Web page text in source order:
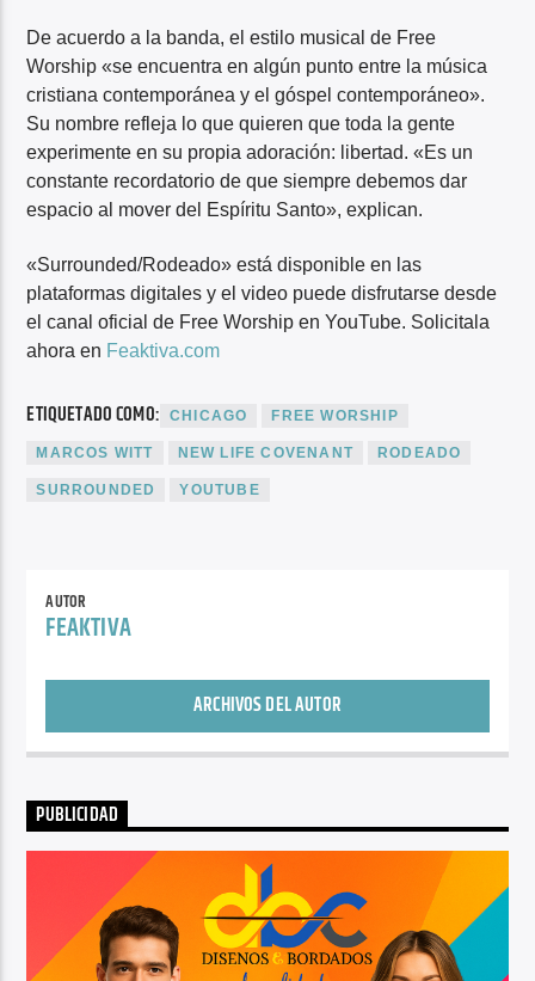
De acuerdo a la banda, el estilo musical de Free
Worship «se encuentra en algún punto entre la música
cristiana contemporánea y el góspel contemporáneo».
Su nombre refleja lo que quieren que toda la gente
experimente en su propia adoración: libertad. «Es un
constante recordatorio de que siempre debemos dar
espacio al mover del Espíritu Santo», explican.
«Surrounded/Rodeado» está disponible en las
plataformas digitales y el video puede disfrutarse desde
el canal oficial de Free Worship en YouTube. Solicitala
ahora en Feaktiva.com
ETIQUETADO COMO: CHICAGO FREE WORSHIP
MARCOS WITT NEW LIFE COVENANT RODEADO
SURROUNDED YOUTUBE
AUTOR
FEAKTIVA
ARCHIVOS DEL AUTOR
PUBLICIDAD